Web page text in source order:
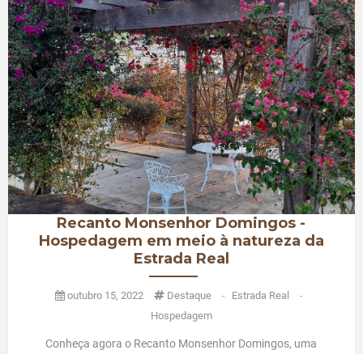
Recanto Monsenhor Domingos -
Hospedagem em meio à natureza da
Estrada Real
outubro 15, 2022 Destaque - Estrada Real
-
Hospedagem
Conheça agora o Recanto Monsenhor Domingos, uma